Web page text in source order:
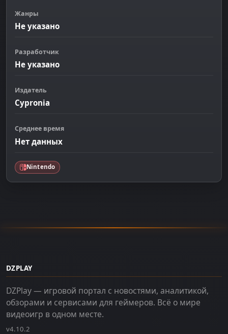
Жанры
Не указано
Разработчик
Не указано
Издатель
Cypronia
Среднее время
Нет данных
Nintendo
DZPLAY
DZPlay — игровой портал с новостями, аналитикой,
обзорами и сервисами для геймеров. Всё о мире
видеоигр в одном месте.
v4.10.2